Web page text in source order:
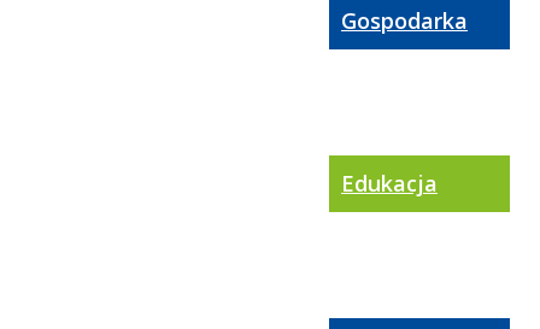
Gospodarka
Edukacja